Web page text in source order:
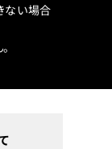
ない場合